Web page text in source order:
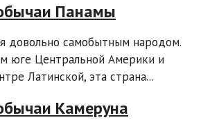
Панамы
довольно самобытным народом.
юге Центральной Америки и
Латинской, эта страна...
Камеруна